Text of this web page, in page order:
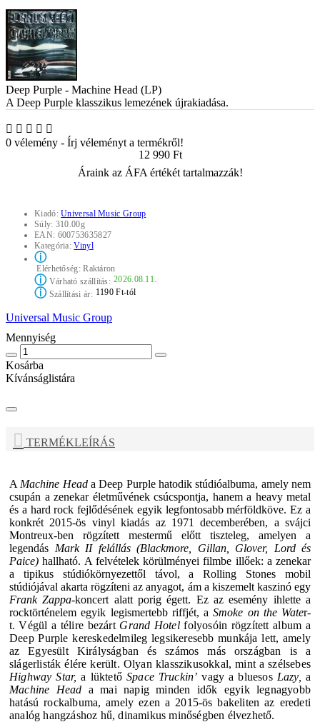
Deep Purple - Machine Head (LP)
A Deep Purple klasszikus lemezének újrakiadása.
0 vélemény - Írj véleményt a termékről!
12 990 Ft
Áraink az ÁFA értékét tartalmazzák!
Kiadó:Universal Music Group
Súly: 310.00g
EAN: 600753635827
Kategória:Vinyl
ⓘ
Elérhetőség:Raktáron
ⓘVárható szállítás: 2026.08.11.
ⓘSzállítási ár: 1190 Ft-tól
Universal Music Group
Mennyiség
Kosárba
Kívánságlistára
TERMÉKLEÍRÁS
A Machine HeadaDeep Purplehatodik stúdióalbuma, amely nem
csupán a zenekar életművének csúcspontja, hanem a heavy metal
és a hard rock fejlődésének egyik legfontosabb mérföldköve. Ez a
konkrét 2015-ös vinyl kiadás az 1971 decemberében, a svájci
Montreux-ben rögzített mestermű előtt tiszteleg, amelyen a
legendás Mark II felállás (Blackmore, Gillan, Glover, Lord és
Paice) hallható. A felvételek körülményei filmbe illőek: a zenekar
a tipikus stúdiókörnyezettől távol, a Rolling Stones mobil
stúdiójával akarta rögzíteni az anyagot, ám a kiszemelt kaszinó egy
Frank Zappa-koncert alatt porig égett. Ez az esemény ihlette a
rocktörténelem egyik legismertebb riffjét, aSmoke on the Water-
t.Végül a télire bezárt Grand Hotelfolyosóin rögzített album a
Deep Purplekereskedelmileg legsikeresebb munkája lett, amely
az Egyesült Királyságban és számos más országban is a
slágerlisták élére került. Olyan klasszikusokkal, mint a szélsebes
Highway Star, a lüktető Space Truckin’ vagy a bluesos Lazy, a
Machine Head a mai napig minden idők egyik legnagyobb
hatású rockalbuma, amely ezen a 2015-ös bakeliten az eredeti
analóg hangzáshoz hű, dinamikus minőségben élvezhető.